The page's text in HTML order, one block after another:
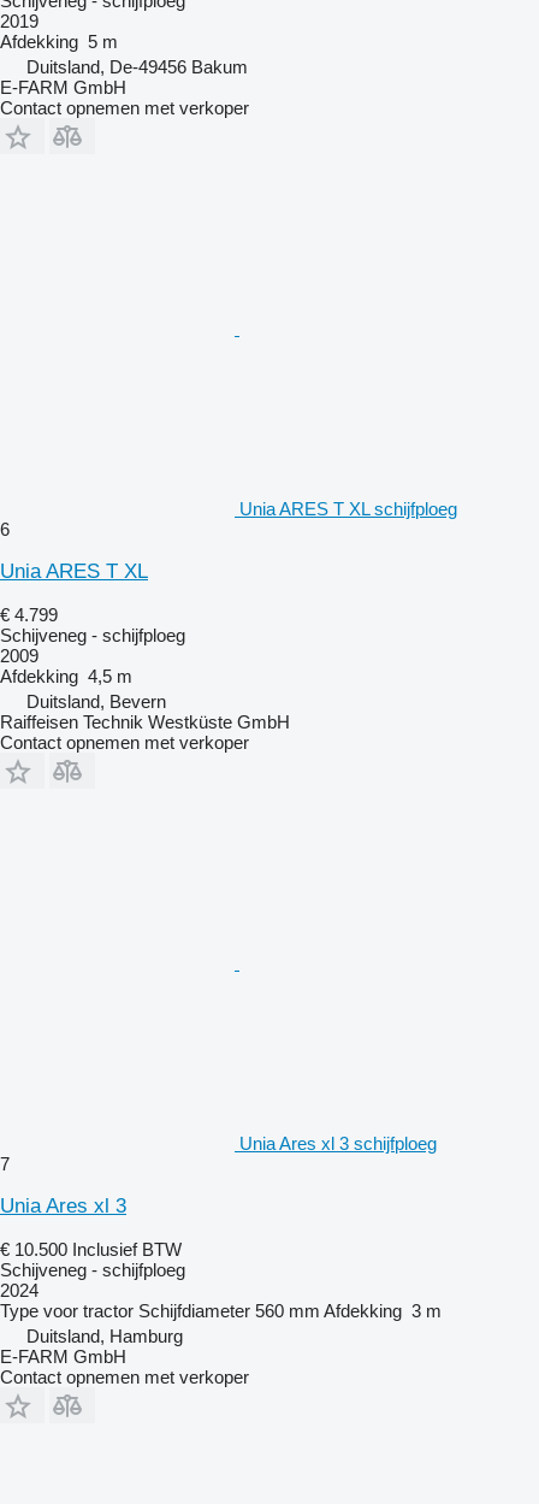
2019
Afdekking 5 m
Duitsland, De-49456 Bakum
E-FARM GmbH
Contact opnemen met verkoper
Unia ARES T XL schijfploeg
6
Unia ARES T XL
€ 4.799
Schijveneg - schijfploeg
2009
Afdekking 4,5 m
Duitsland, Bevern
Raiffeisen Technik Westküste GmbH
Contact opnemen met verkoper
Unia Ares xl 3 schijfploeg
7
Unia Ares xl 3
€ 10.500 Inclusief BTW
Schijveneg - schijfploeg
2024
Type voor tractor Schijfdiameter 560 mm Afdekking 3 m
Duitsland, Hamburg
E-FARM GmbH
Contact opnemen met verkoper